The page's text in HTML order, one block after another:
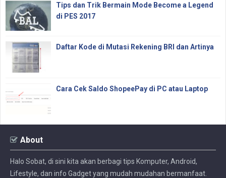
Tips dan Trik Bermain Mode Become a Legend
di PES 2017
Daftar Kode di Mutasi Rekening BRI dan Artinya
Cara Cek Saldo ShopeePay di PC atau Laptop
About
Halo Sobat, di sini kita akan berbagi tips Komputer, Android,
Lifestyle, dan info Gadget yang mudah mudahan bermanfaat.